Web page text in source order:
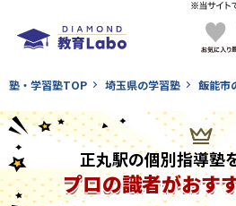
塾・学習塾TOP 埼玉県の学習塾 飯能市
正丸駅の個別指導塾
プロの識者がおす